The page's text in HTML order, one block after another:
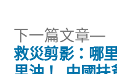
文
下一篇文章
下
救災剪影：哪